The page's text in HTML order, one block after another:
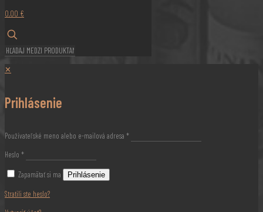
0,00 €
✕
Prihlásenie
Používateľské meno alebo e-mailová adresa *
Heslo *
Zapamätať si ma Prihlásenie
Stratili ste heslo?